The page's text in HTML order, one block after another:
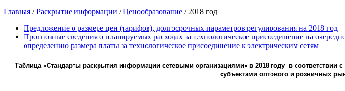
Главная /Раскрытие информации /Ценообразование / 2018 год
Предложение о размере цен (тарифов), долгосрочных параметров регулирования на 2018 год
Прогнозные сведения о планируемых расходах за технологическое присоединение на
определению размера платы за технологическое присоединение к электрическим сетям
Таблица «Стандарты раскрытия информации сетевыми организациями» в 2018 году в соответствии
субъектами оптового и розничных